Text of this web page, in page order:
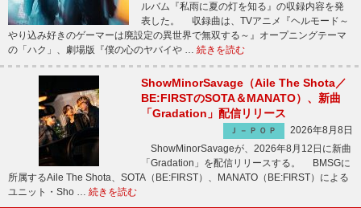
ルバム『私雨に夏の灯を知る』の収録内容を発
表した。 収録曲は、TVアニメ『ヘルモード～
やり込み好きのゲーマーは廃設定の異世界で無双する～』オープニングテーマ
の「ハク」、劇場版『僕の心のヤバイや … 続きを読む
ShowMinorSavage（Aile The Shota／
BE:FIRSTのSOTA＆MANATO）、新曲
「Gradation」配信リリース
Ｊ－ＰＯＰ
2026年8月8日
ShowMinorSavageが、2026年8月12日に新曲
「Gradation」を配信リリースする。 BMSGに
所属するAile The Shota、SOTA（BE:FIRST）、MANATO（BE:FIRST）による
ユニット・Sho … 続きを読む